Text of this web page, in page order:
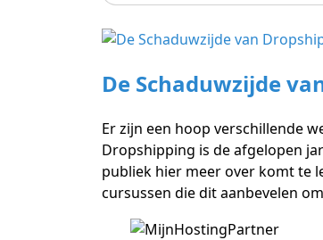
De Schaduwzijde
Er zijn een hoop verschillende
Dropshipping is de afgelopen
publiek hier meer over komt te
cursussen die dit aanbevelen